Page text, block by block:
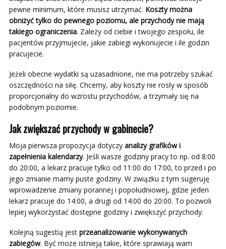
pewne minimum, które musisz utrzymać. Koszty można
obniżyć tylko do pewnego poziomu, ale przychody nie mają
takiego ograniczenia. Zależy od ciebie i twojego zespołu, ile
pacjentów przyjmujecie, jakie zabiegi wykonujecie i ile godzin
pracujecie.
Jeżeli obecne wydatki są uzasadnione, nie ma potrzeby szukać
oszczędności na siłę. Chcemy, aby koszty nie rosły w sposób
proporcjonalny do wzrostu przychodów, a trzymały się na
podobnym poziomie.
Jak zwiększać przychody w gabinecie?
Moja pierwsza propozycja dotyczy analizy grafików i
zapełnienia kalendarzy. Jeśli wasze godziny pracy to np. od 8:00
do 20:00, a lekarz pracuje tylko od 11:00 do 17:00, to przed i po
jego zmianie mamy puste godziny. W związku z tym sugeruję
wprowadzenie zmiany porannej i popołudniowej, gdzie jeden
lekarz pracuje do 14:00, a drugi od 14:00 do 20:00. To pozwoli
lepiej wykorzystać dostępne godziny i zwiększyć przychody.
Kolejną sugestią jest przeanalizowanie wykonywanych
zabiegów. Być może istnieją takie, które sprawiają wam